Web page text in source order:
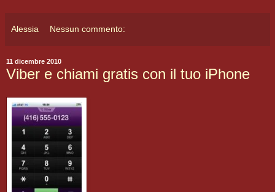
Alessia Nessun commento:
11 dicembre 2010
Viber e chiami gratis con il tuo iPhone